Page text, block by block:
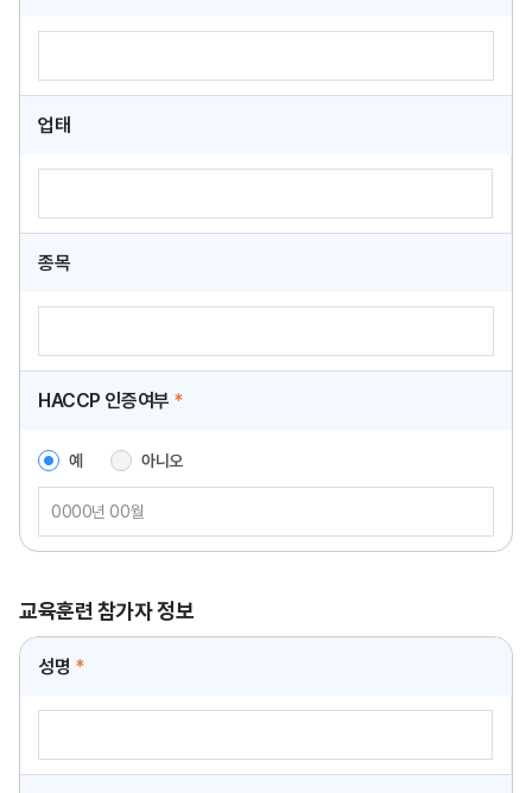
업태
종목
HACCP 인증여부 *
예 아니오
교육훈련 참가자 정보
성명 *